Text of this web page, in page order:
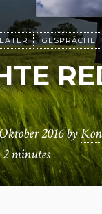
GESPRÄCHE
2016by
2 minutes